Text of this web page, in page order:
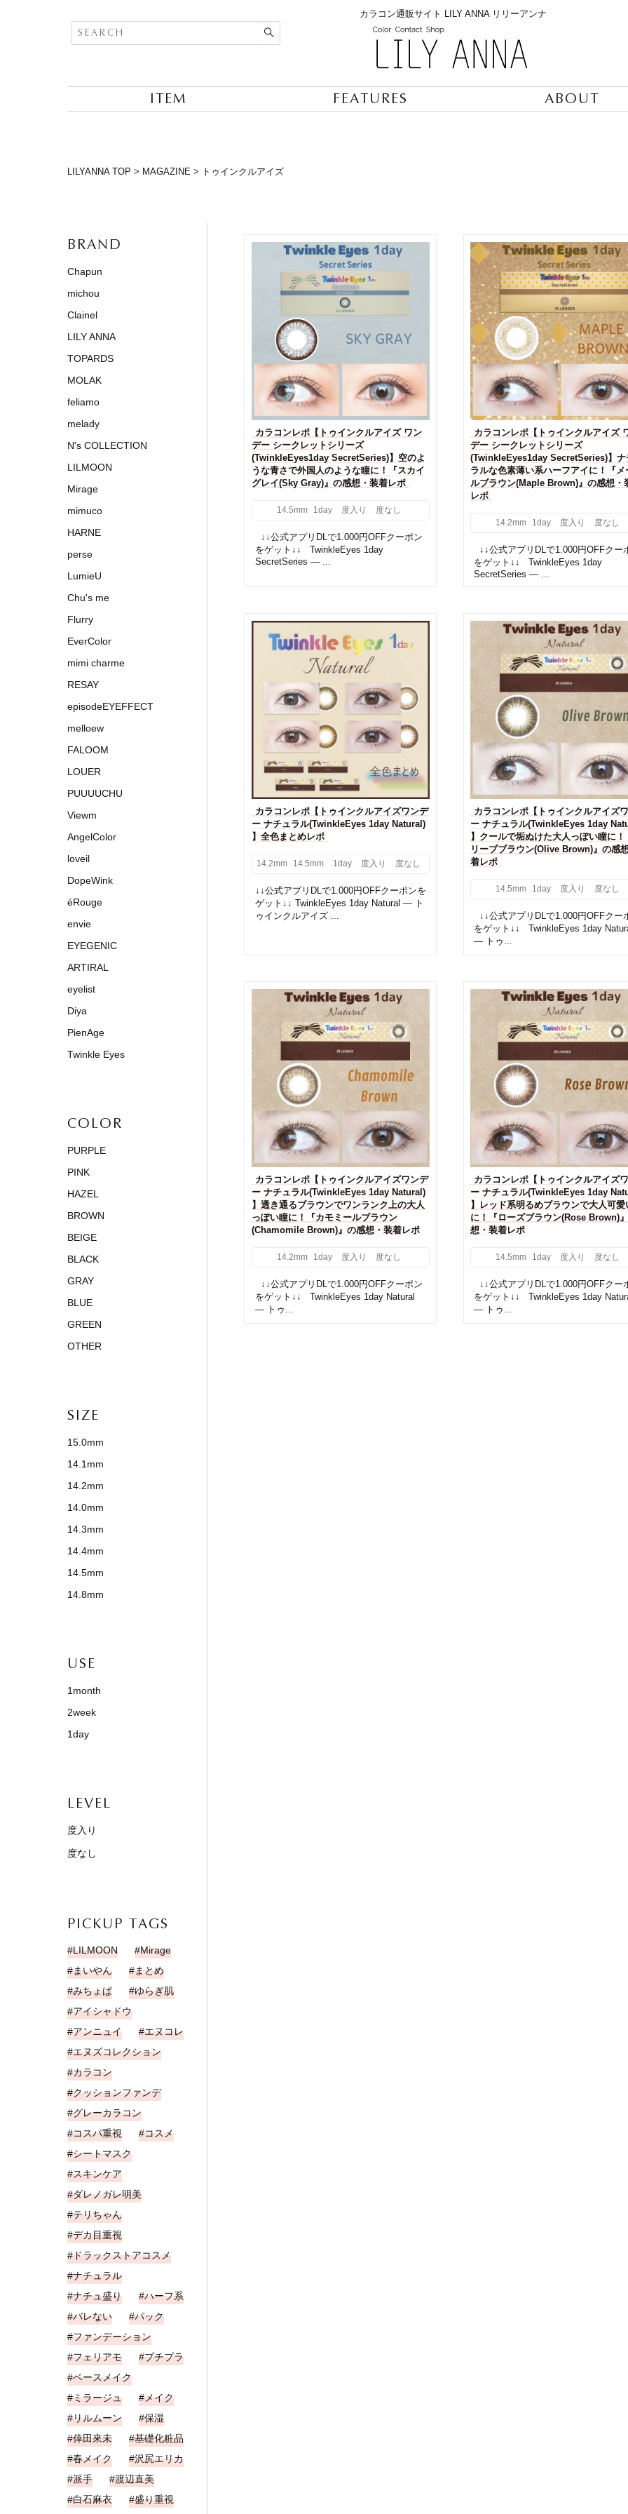
カラコン通販サイト LILY ANNA リリーアンナ
ITEM FEATURES ABOUT
LILYANNA TOP > MAGAZINE > トゥインクルアイズ
カラコンレポ【トゥインクルアイズ ワン
デー シークレットシリーズ
(TwinkleEyes1day SecretSeries)】空のよ
うな青さで外国人のような瞳に！『スカイ
グレイ(Sky Gray)』の感想・装着レポ
14.5mm 1day 度入り 度なし
↓↓公式アプリDLで1.000円OFFクーポン
をゲット↓↓ TwinkleEyes 1day
SecretSeries — ...
カラコンレポ【トゥインクルアイズ
デー シークレットシリーズ
(TwinkleEyes1day SecretSeries)】ナ
ラルな色素薄い系ハーフアイに！『メ
ルブラウン(Maple Brown)』の感想・
レポ
14.2mm 1day 度入り 度なし
↓↓公式アプリDLで1.000円OFFクー
をゲット↓↓ TwinkleEyes 1day
SecretSeries — ...
カラコンレポ【トゥインクルアイズワンデ
ー ナチュラル(TwinkleEyes 1day Natural)
】全色まとめレポ
14.2mm 14.5mm 1day 度入り 度なし
↓↓公式アプリDLで1.000円OFFクーポンを
ゲット↓↓ TwinkleEyes 1day Natural — ト
ゥインクルアイズ ...
カラコンレポ【トゥインクルアイズ
ー ナチュラル(TwinkleEyes 1day
】クールで垢ぬけた大人っぽい瞳に！
リーブブラウン(Olive Brown)』の感
着レポ
14.5mm 1day 度入り 度なし
↓↓公式アプリDLで1.000円OFFクー
をゲット↓↓ TwinkleEyes 1day
— トゥ...
カラコンレポ【トゥインクルアイズワンデ
ー ナチュラル(TwinkleEyes 1day Natural)
】透き通るブラウンでワンランク上の大人
っぽい瞳に！『カモミールブラウン
(Chamomile Brown)』の感想・装着レポ
14.2mm 1day 度入り 度なし
↓↓公式アプリDLで1.000円OFFクーポン
をゲット↓↓ TwinkleEyes 1day Natural
— トゥ...
カラコンレポ【トゥインクルアイズ
ー ナチュラル(TwinkleEyes 1day
】レッド系明るめブラウンで大人可愛
に！『ローズブラウン(Rose Brown)
想・装着レポ
14.5mm 1day 度入り 度なし
↓↓公式アプリDLで1.000円OFFクー
をゲット↓↓ TwinkleEyes 1day
— トゥ...
BRAND
Chapun
michou
Clainel
LILY ANNA
TOPARDS
MOLAK
feliamo
melady
N's COLLECTION
LILMOON
Mirage
mimuco
HARNE
perse
LumieU
Chu's me
Flurry
EverColor
mimi charme
RESAY
episodeEYEFFECT
melloew
FALOOM
LOUER
PUUUUCHU
Viewm
AngelColor
loveil
DopeWink
éRouge
envie
EYEGENIC
ARTIRAL
eyelist
Diya
PienAge
Twinkle Eyes
COLOR
PURPLE
PINK
HAZEL
BROWN
BEIGE
BLACK
GRAY
BLUE
GREEN
OTHER
SIZE
15.0mm
14.1mm
14.2mm
14.0mm
14.3mm
14.4mm
14.5mm
14.8mm
USE
1month
2week
1day
LEVEL
度入り
度なし
PICKUP TAGS
LILMOON
Mirage
まいやん
まとめ
みちょぱ
ゆらぎ肌
アイシャドウ
アンニュイ
エヌコレ
エヌズコレクション
カラコン
クッションファンデ
グレーカラコン
コスパ重視
コスメ
シートマスク
スキンケア
ダレノガレ明美
テリちゃん
デカ目重視
ドラックストアコスメ
ナチュラル
ナチュ盛り
ハーフ系
バレない
パック
ファンデーション
フェリアモ
プチプラ
ベースメイク
ミラージュ
メイク
リルムーン
保湿
倖田來未
基礎化粧品
春メイク
沢尻エリカ
派手
渡辺直美
白石麻衣
盛り重視